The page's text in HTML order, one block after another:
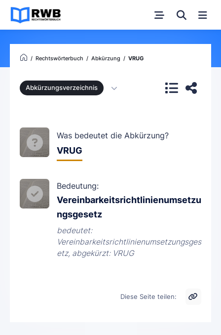
Rechtswörterbuch Abkürzung VRUG
Abkürzungsverzeichnis
Was bedeutet die Abkürzung?
VRUG
Bedeutung:
Vereinbarkeitsrichtlinienumsetzu
ngsgesetz
bedeutet:
Vereinbarkeitsrichtlinienumsetzungsges
etz, abgekürzt: VRUG
Diese Seite teilen: